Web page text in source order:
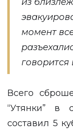
момент
Всего
“Утянки” в
составил 5